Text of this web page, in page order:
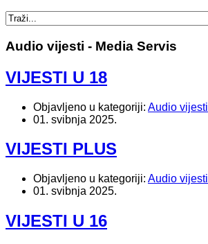
Audio vijesti - Media Servis
VIJESTI U 18
Objavljeno u kategoriji: Audio vijesti
01. svibnja 2025.
VIJESTI PLUS
Objavljeno u kategoriji: Audio vijesti
01. svibnja 2025.
VIJESTI U 16